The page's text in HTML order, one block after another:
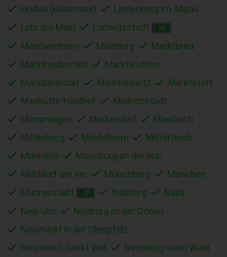
Lindau (Bodensee)
Lindenberg im Allgäu
Lohr am Main
Ludwigsstadt M
Mainbernheim Mainburg
Marktbreit
Marktheidenfeld
Marktleuthen
Marktoberdorf
Marktredwitz
Marktsteft
Maxhütte-Haidhof
Mellrichstadt
Memmingen
Merkendorf
Miesbach
Miltenberg
Mindelheim
Mitterteich
Monheim
Moosburg an der Isar
Mühldorf am Inn
Münchberg
München
Münnerstadt
N Nabburg
Naila
Neu-Ulm
Neuburg an der Donau
Neumarkt in der Oberpfalz
Neumarkt-Sankt Veit
Neunburg vorm Wald